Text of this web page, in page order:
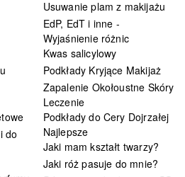
do
Usuwanie plam z makijażu
EdP, EdT i inne -
Wyjaśnienie różnic
Kwas salicylowy
Podkłady Kryjące Makijaż
Zapalenie Okołoustne Skóry
Leczenie
Podkłady do Cery Dojrzałej
Najlepsze
Jaki mam kształt twarzy?
Jaki róż pasuje do mnie?